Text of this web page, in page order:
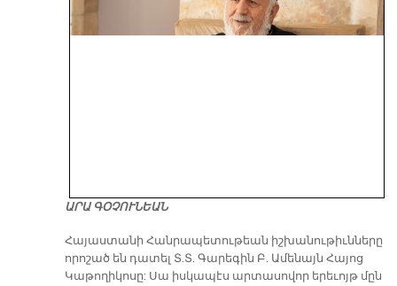
ԱՐԱ ԳՕՉՈՒՆԵԱՆ
​Հայաստանի Հանրապետութեան իշխանութիւնները
որոշած են դատել Տ.Տ. Գարեգին Բ. Ամենայն Հայոց
Կաթողիկոսը: Սա իսկապէս արտասովոր երեւոյթ մըն